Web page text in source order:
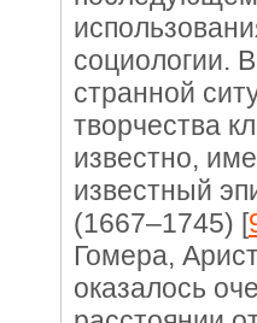
социологии.
странной
творчества
известно,
известный
(1667–1745) [
Гомера,
оказалось